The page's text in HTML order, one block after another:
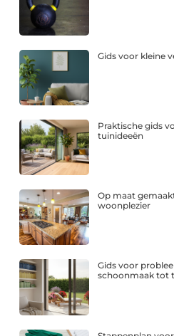
Gids voor kleine
Praktische gids
tuinideeën
Op maat
woonplezier
Gids voor
schoonmaak tot